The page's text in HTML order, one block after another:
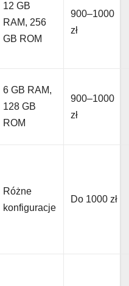
12 GB
RAM, 256
GB ROM
900–1000
zł
6 GB RAM,
128 GB
ROM
900–1000
zł
Różne
konfiguracje
Do 1000 zł